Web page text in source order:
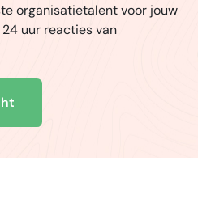
organisatietalent voor jouw
uur reacties van